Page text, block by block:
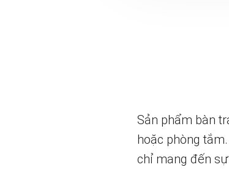
Sản phẩm bàn
hoặc phòng
chỉ mang đến